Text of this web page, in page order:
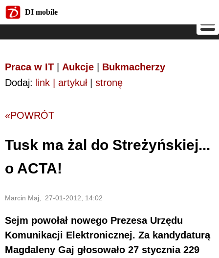
DI mobile
Praca w IT Aukcje
Bukmacherzy
Dodaj: link | artykuł| stronę
«POWRÓT
Tusk ma żal do Streżyńskiej...
o ACTA!
Marcin Maj, 27-01-2012, 14:02
Sejm powołał nowego Prezesa Urzędu
Komunikacji Elektronicznej. Za kandydaturą
Magdaleny Gaj głosowało 27 stycznia 229
DI mobile